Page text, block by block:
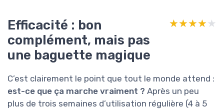
Efficacité : bon
complément, mais pas
une baguette magique
★★★★★
★★★★★
C’est clairement le point que tout le monde attend :
est-ce que ça marche vraiment ? Après un peu
plus de trois semaines d’utilisation régulière (4 à 5